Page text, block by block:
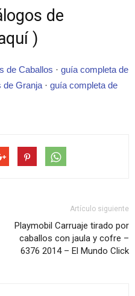
de
)
de Caballos · guía completa de
de Granja · guía completa de
Artículo siguiente
Playmobil Carruaje tirado por
caballos con jaula y cofre –
6376 2014 – El Mundo Click